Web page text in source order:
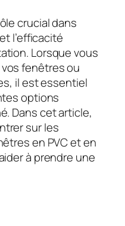
crucial dans
l’efficacité
Lorsque vous
fenêtres ou
il est essentiel
options
Dans cet article,
sur les
en PVC et en
à prendre une